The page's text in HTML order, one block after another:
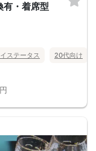
・着席型
ステータス 20代向け